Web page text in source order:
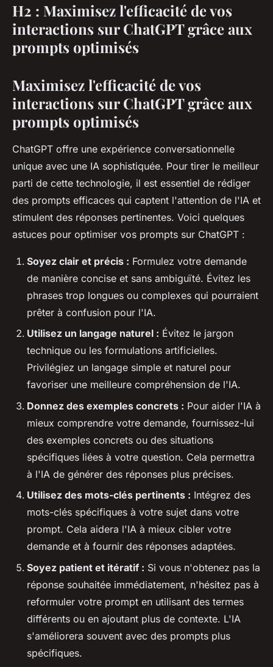
H2 : Maximisez l'efficacité de vos
interactions sur ChatGPT grâce aux
prompts optimisés
Maximisez l'efficacité de vos
interactions sur ChatGPT grâce aux
prompts optimisés
ChatGPT offre une expérience conversationnelle
unique avec une IA sophistiquée. Pour tirer le meilleur
parti de cette technologie, il est essentiel de rédiger
des prompts efficaces qui captent l'attention de l'IA et
stimulent des réponses pertinentes. Voici quelques
astuces pour optimiser vos prompts sur ChatGPT :
Soyez clair et précis : Formulez votre demande
de manière concise et sans ambiguïté. Évitez les
phrases trop longues ou complexes qui pourraient
prêter à confusion pour l'IA.
Utilisez un langage naturel : Évitez le jargon
technique ou les formulations artificielles.
Privilégiez un langage simple et naturel pour
favoriser une meilleure compréhension de l'IA.
Donnez des exemples concrets : Pour aider l'IA à
mieux comprendre votre demande, fournissez-lui
des exemples concrets ou des situations
spécifiques liées à votre question. Cela permettra
à l'IA de générer des réponses plus précises.
Utilisez des mots-clés pertinents : Intégrez des
mots-clés spécifiques à votre sujet dans votre
prompt. Cela aidera l'IA à mieux cibler votre
demande et à fournir des réponses adaptées.
Soyez patient et itératif : Si vous n'obtenez pas la
réponse souhaitée immédiatement, n'hésitez pas à
reformuler votre prompt en utilisant des termes
différents ou en ajoutant plus de contexte. L'IA
s'améliorera souvent avec des prompts plus
spécifiques.